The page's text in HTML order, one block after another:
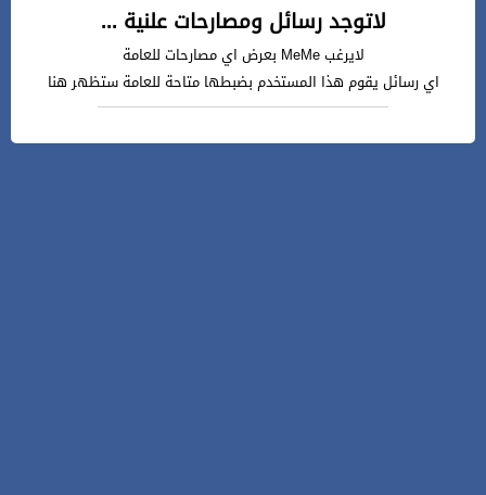
لاتوجد رسائل ومصارحات علنية ...
لايرغب MeMe بعرض اي مصارحات للعامة
اي رسائل يقوم هذا المستخدم بضبطها متاحة للعامة ستظهر هنا